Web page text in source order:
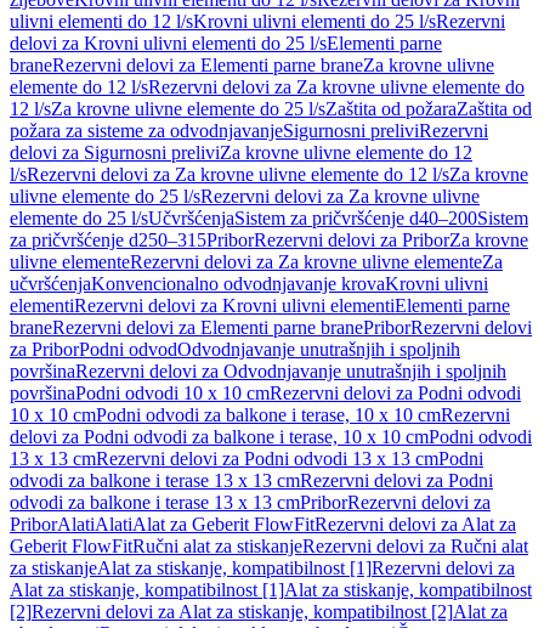
ulivni elementi do 12 l/sKrovni ulivni elementi do 25 l/sRezervni
delovi za Krovni ulivni elementi do 25 l/sElementi parne
braneRezervni delovi za Elementi parne braneZa krovne ulivne
elemente do 12 l/sRezervni delovi za Za krovne ulivne elemente do
12 l/sZa krovne ulivne elemente do 25 l/sZaštita od požaraZaštita od
požara za sisteme za odvodnjavanjeSigurnosni preliviRezervni
delovi za Sigurnosni preliviZa krovne ulivne elemente do 12
l/sRezervni delovi za Za krovne ulivne elemente do 12 l/sZa krovne
ulivne elemente do 25 l/sRezervni delovi za Za krovne ulivne
elemente do 25 l/sUčvršćenjaSistem za pričvršćenje d40–200Sistem
za pričvršćenje d250–315PriborRezervni delovi za PriborZa krovne
ulivne elementeRezervni delovi za Za krovne ulivne elementeZa
učvršćenjaKonvencionalno odvodnjavanje krovaKrovni ulivni
elementiRezervni delovi za Krovni ulivni elementiElementi parne
braneRezervni delovi za Elementi parne branePriborRezervni delovi
za PriborPodni odvodOdvodnjavanje unutrašnjih i spoljnih
površinaRezervni delovi za Odvodnjavanje unutrašnjih i spoljnih
površinaPodni odvodi 10 x 10 cmRezervni delovi za Podni odvodi
10 x 10 cmPodni odvodi za balkone i terase, 10 x 10 cmRezervni
delovi za Podni odvodi za balkone i terase, 10 x 10 cmPodni odvodi
13 x 13 cmRezervni delovi za Podni odvodi 13 x 13 cmPodni
odvodi za balkone i terase 13 x 13 cmRezervni delovi za Podni
odvodi za balkone i terase 13 x 13 cmPriborRezervni delovi za
PriborAlatiAlatiAlat za Geberit FlowFitRezervni delovi za Alat za
Geberit FlowFitRučni alat za stiskanjeRezervni delovi za Ručni alat
za stiskanjeAlat za stiskanje, kompatibilnost [1]Rezervni delovi za
Alat za stiskanje, kompatibilnost [1]Alat za stiskanje, kompatibilnost
[2]Rezervni delovi za Alat za stiskanje, kompatibilnost [2]Alat za